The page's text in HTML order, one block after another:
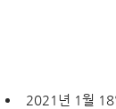
2021년 1월